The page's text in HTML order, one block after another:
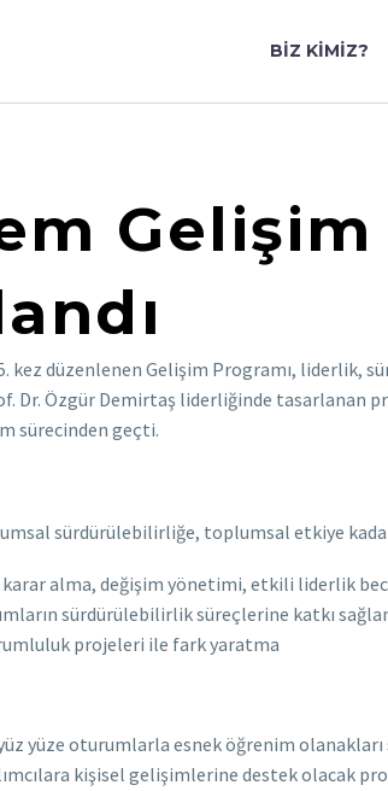
BIZ KIMIZ?
Gelişim
kez düzenlenen Gelişim Programı,
Dr. Özgür Demirtaş liderliğinde tasarlanan
sürecinden geçti.
sürdürülebilirliğe, toplumsal etkiye
alma, değişim yönetimi, etkili liderlik
sürdürülebilirlik süreçlerine katkı
projeleri ile fark yaratma
yüze oturumlarla esnek öğrenim olanakları
kişisel gelişimlerine destek olacak